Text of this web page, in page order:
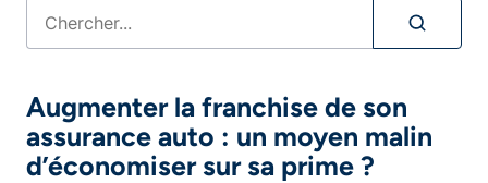
Augmenter la franchise de son
assurance auto : un moyen malin
d’économiser sur sa prime ?